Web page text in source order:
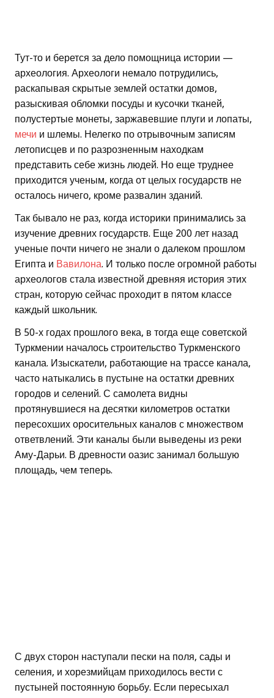
Тут-то и берется за дело помощница истории —
археология. Археологи немало потрудились,
раскапывая скрытые землей остатки домов,
разыскивая обломки посуды и кусочки тканей,
полустертые монеты, заржавевшие плуги и лопаты,
мечи и шлемы. Нелегко по отрывочным записям
летописцев и по разрозненным находкам
представить себе жизнь людей. Но еще труднее
приходится ученым, когда от целых государств не
осталось ничего, кроме развалин зданий.
Так бывало не раз, когда историки принимались за
изучение древних государств. Еще 200 лет назад
ученые почти ничего не знали о далеком прошлом
Египта и Вавилона. И только после огромной работы
археологов стала известной древняя история этих
стран, которую сейчас проходит в пятом классе
каждый школьник.
В 50-х годах прошлого века, в тогда еще советской
Туркмении началось строительство Туркменского
канала. Изыскатели, работающие на трассе канала,
часто натыкались в пустыне на остатки древних
городов и селений. С самолета видны
протянувшиеся на десятки километров остатки
пересохших оросительных каналов с множеством
ответвлений. Эти каналы были выведены из реки
Аму-Дарьи. В древности оазис занимал большую
площадь, чем теперь.
С двух сторон наступали пески на поля, сады и
селения, и хорезмийцам приходилось вести с
пустыней постоянную борьбу. Если пересыхал